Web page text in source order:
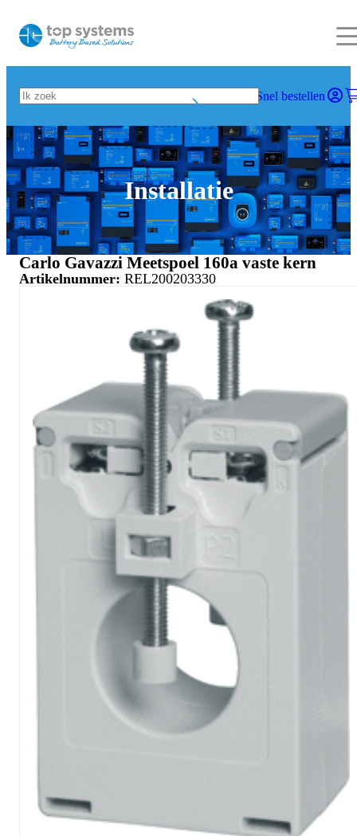
Snel bestellen
Installatie
Carlo Gavazzi Meetspoel 160a vaste kern
Artikelnummer: REL200203330